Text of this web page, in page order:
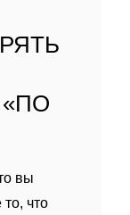
вы
что